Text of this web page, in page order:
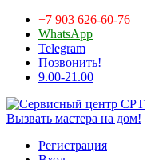
+7 903 626-60-76
WhatsApp
Telegram
Позвонить!
9.00-21.00
Вызвать мастера на дом!
Регистрация